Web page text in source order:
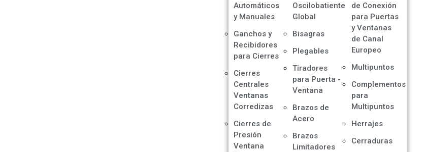
Automáticos
y Manuales
Ganchos y
Recibidores
para Cierres
Cierres
Centrales
Ventanas
Corredizas
Cierres de
Presión
Ventana
Oscilobatiente
Global
Bisagras
Plegables
Tiradores
para Puerta -
Ventana
Brazos de
Acero
Brazos
Limitadores
de Conexión
para Puertas
y Ventanas
de Canal
Europeo
Multipuntos
Complementos
para
Multipuntos
Herrajes
Cerraduras